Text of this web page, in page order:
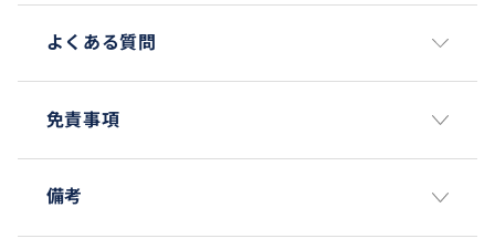
よくある質問
免責事項
備考